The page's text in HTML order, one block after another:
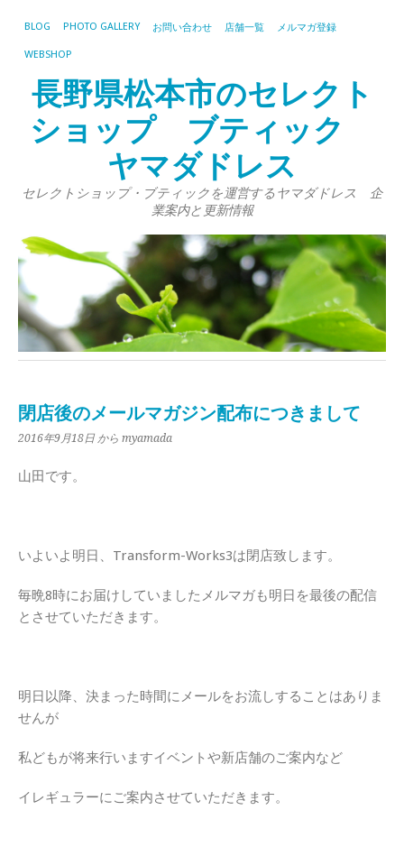
BLOG PHOTO GALLERY お問い合わせ 店舗一覧 メルマガ登録
WEBSHOP
長野県松本市のセレクト
ショップ ブティック
ヤマダドレス
セレクトショップ・ブティックを運営するヤマダドレス 企
業案内と更新情報
閉店後のメールマガジン配布につきまして
2016年9月18日 から myamada
山田です。
いよいよ明日、Transform-Works3は閉店致します。
毎晩8時にお届けしていましたメルマガも明日を最後の配信
とさせていただきます。
明日以降、決まった時間にメールをお流しすることはありま
せんが
私どもが将来行いますイベントや新店舗のご案内など
イレギュラーにご案内させていただきます。